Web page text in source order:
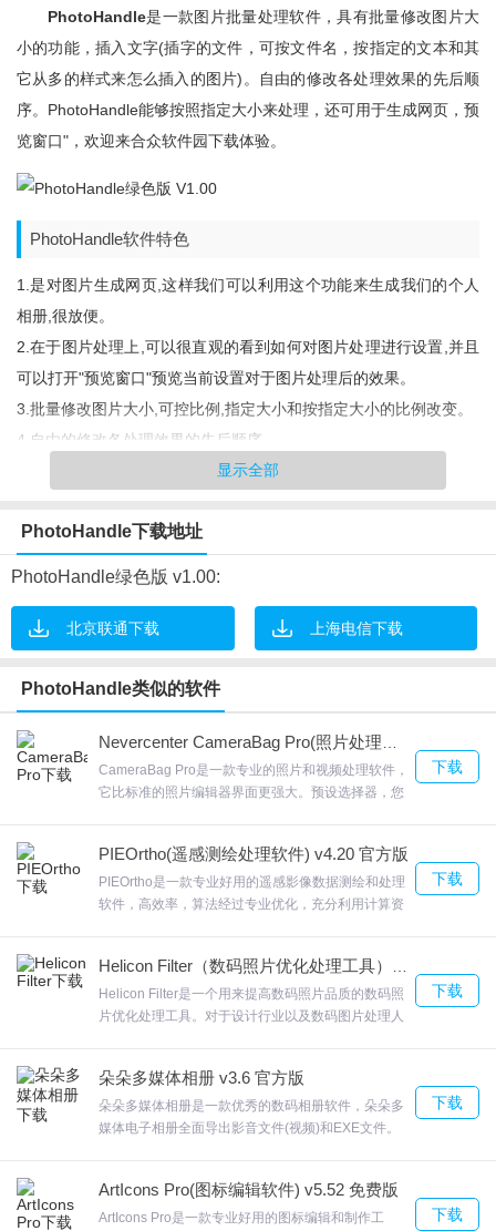
PhotoHandle是一款图片批量处理软件，具有批量修改图片大
小的功能，插入文字(插字的文件，可按文件名，按指定的文本和其
它从多的样式来怎么插入的图片)。自由的修改各处理效果的先后顺
序。PhotoHandle能够按照指定大小来处理，还可用于生成网页，预
览窗口"，欢迎来合众软件园下载体验。
PhotoHandle软件特色
1.是对图片生成网页,这样我们可以利用这个功能来生成我们的个人
相册,很放便。
2.在于图片处理上,可以很直观的看到如何对图片处理进行设置,并且
可以打开"预览窗口"预览当前设置对于图片处理后的效果。
3.批量修改图片大小,可控比例,指定大小和按指定大小的比例改变。
4.自由的修改各处理效果的先后顺序。
PhotoHandle软件优势
1.对于要软件还有两个特色:
2.特效处理(灰白、黑白、底片、灰白底片和浮雕等特效处理)。
样式来怎么插入的图片)。
5.对文件重命名，这也是一个很动态的功能。
PhotoHandle软件特点
1.对于要软件还有两个特色:
可自定义网页模版。
3.这个对于有一定网页设计基础的人来说很容易用,也可以做出很好
的效果。 目前本软件只带了一个网页模板,希望有一定网页基础的朋
4.插入图片(可将指定图片或是LOGO快速的插入到指定位置)。
PhotoHandle更新日志
修复线上已知bug
首页频道图标视觉升级了
流畅度、易用性优化
显示全部
PhotoHandle下载地址
PhotoHandle绿色版 v1.00:
北京联通下载 上海电信下载
PhotoHandle类似的软件
CameraBag Pro是一款专业的照片和视频处理软件，
它比标准的照片编辑器界面更强大。预设选择器，您
可轻松浏览预设。CameraBag Pro主要适用于专业的
摄影师使用，欢迎来合众软件园下载体验。
下载
PIEOrtho(遥感测绘处理软件) v4.20 官方版
PIEOrtho是一款专业好用的遥感影像数据测绘和处理
软件，高效率，算法经过专业优化，充分利用计算资
品模坑、质量评价模坑、匙域网平差模坑、匀色拼接
模坑、流秳化生产模坑等。PIEOrtho可以连接到你的
设备获取数据，可以添加影像到软件分析，欢迎来合
下载
Helicon Filter是一个用来提高数码照片品质的数码照
片优化处理工具。对于设计行业以及数码图片处理人
版！欢迎来合众软件园下载体验。
下载
朵朵多媒体相册 v3.6 官方版
朵朵多媒体相册是一款优秀的数码相册软件，朵朵多
媒体电子相册全面导出影音文件(视频)和EXE文件。
园下载体验。
下载
ArtIcons Pro(图标编辑软件) v5.52 免费版
ArtIcons Pro是一款专业好用的图标编辑和制作工
下载